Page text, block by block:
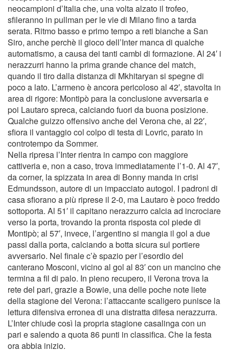
neocampioni d’Italia che, una volta alzato il trofeo,
sfileranno in pullman per le vie di Milano fino a tarda
serata. Ritmo basso e primo tempo a reti bianche a San
Siro, anche perchè il gioco dell’Inter manca di qualche
automatismo, a causa dei tanti cambi di formazione. Al 24′ i
nerazzurri hanno la prima grande chance del match,
quando il tiro dalla distanza di Mkhitaryan si spegne di
poco a lato. L’armeno è ancora pericoloso al 42′, stavolta in
area di rigore: Montipò para la conclusione avversaria e
poi Lautaro spreca, calciando fuori da buona posizione.
Qualche guizzo offensivo anche del Verona che, al 22′,
sfiora il vantaggio col colpo di testa di Lovric, parato in
controtempo da Sommer.
Nella ripresa l’Inter rientra in campo con maggiore
cattiveria e, non a caso, trova immediatamente l’1-0. Al 47′,
da corner, la spizzata in area di Bonny manda in crisi
Edmundsson, autore di un impacciato autogol. I padroni di
casa sfiorano a più riprese il 2-0, ma Lautaro è poco freddo
sottoporta. Al 51′ il capitano nerazzurro calcia ad incrociare
verso la porta, trovando la pronta risposta col piede di
Montipò; al 57′, invece, l’argentino si mangia il gol a due
passi dalla porta, calciando a botta sicura sul portiere
avversario. Nel finale c’è spazio per l’esordio del
canterano Mosconi, vicino al gol al 83′ con un mancino che
termina a fil di palo. In pieno recupero, il Verona trova la
rete del pari, grazie a Bowie, una delle poche note liete
della stagione del Verona: l’attaccante scaligero punisce la
lettura difensiva erronea di una distratta difesa nerazzurra.
L’Inter chiude così la propria stagione casalinga con un
pari e salendo a quota 86 punti in classifica. Che la festa
ora abbia inizio.